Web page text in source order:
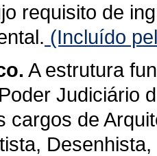
requisito de
(Incluído
A estrutura
Judiciário
cargos de